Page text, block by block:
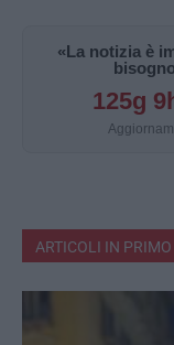
«La notizia è
125g
ARTICOLI IN